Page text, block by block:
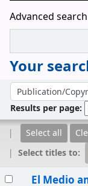
Advanced search
Your
Sort by:
Results per page:
Select all
Select titles to:
El Medio